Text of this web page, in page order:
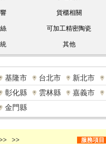
貨櫃相關
可加工精密陶瓷
其他
基隆市 台北市 新北市
彰化縣
雲林縣 嘉義市
金門縣
>> 服務項目